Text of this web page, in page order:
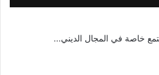
خاصة في المجال الديني...